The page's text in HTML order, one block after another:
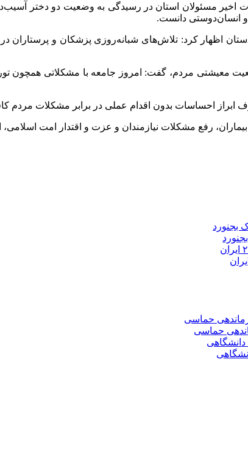
اخیر مسئولان استان در رسیدگی به وضعیت دو دختر
و انسان‌دوستی دانست.
اظهار کرد: تلاش‌های شبانه‌روزی پزشکان و
معیشتی مردم، گفت: امروز جامعه با مشکلاتی همچون
ابراز احساسات بدون اقدام عملی در برابر مشکلات
رفع مشکلات نیازمندان و عزت و اقتدار امت
حماسی